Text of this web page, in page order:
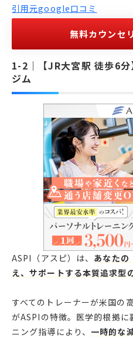
引用元google口コミ
無料カウンセ
【JR大宮駅 徒歩6
ジム
ASPI（アスピ）は、 あなたの
え、サポートする本質追求型
すべてのトレーナーが米国の
がASPIの特徴。医学的根拠
ニング指導により、 一時的な